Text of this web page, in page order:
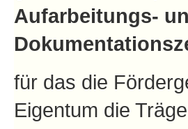
Aufarbeitungs-
für das die
Eigentum die